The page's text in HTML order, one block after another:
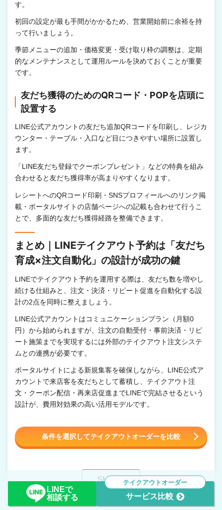
す。
初回の設定が最も手間がかかるため、営業開始前に余裕を持
って行いましょう。
季節メニューの追加・価格変更・受け取り枠の調整は、定期
的なメンテナンスとして運用ルールを決めておくことが重要
です。
友だち獲得のためのQRコード・POPを店頭に
設置する
LINE公式アカウントの友だち追加QRコードを印刷し、レジカ
ウンター・テーブル・入口など目につきやすい場所に設置し
ます。
「LINE友だち登録でクーポンプレゼント」などの特典を組み
合わせると友だち獲得率が高まりやすくなります。
レシートへのQRコード印刷・SNSプロフィールへのリンク掲
載・ポータルサイトの店舗ページへの記載も合わせて行うこ
とで、多面的な友だち獲得経路を整備できます。
まとめ｜LINEテイクアウト予約は「友だち
育成×注文自動化」の設計が成功の鍵
LINEでテイクアウト予約を運用する際は、友だち数を増やし
続ける仕組みと、注文・決済・リピート促進を自動化する設
計の2点を同時に整えましょう。
LINE公式アカウントはコミュニケーションプラン（月額0
円）から始められますが、注文の自動受付・事前決済・リピ
ート施策までを実現するには外部のテイクアウト注文システ
ムとの連携が必要です。
ポータルサイトによる新規集客を確保しながら、LINE公式ア
カウントで来店客を友だちとして蓄積し、テイクアウト注
文・クーポン配信・再来店促進までLINEで完結させるという
設計が、費用対効果の高い活用モデルです。
条件を選択してテイクアウトオーダーを比較
LINEで
相談する
テイクアウトオーダー
サービス比較